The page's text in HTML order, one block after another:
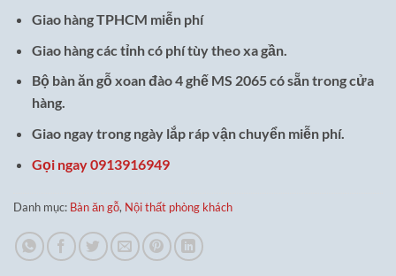
Giao hàng TPHCM miễn phí
Giao hàng các tỉnh có phí tùy theo xa gần.
Bộ bàn ăn gỗ xoan đào 4 ghế MS 2065 có sẵn trong cửa
hàng.
Giao ngay trong ngày lắp ráp vận chuyển miễn phí.
Gọi ngay 0913916949
Danh mục: Bàn ăn gỗ, Nội thất phòng khách